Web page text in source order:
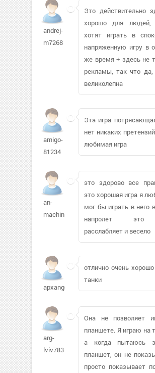
andrej-
m7268
Это действительно
хорошо для людей,
хотят играть в
напряженную игру в
же время + здесь не
рекламы, так что да,
великолепна
amigo-
81234
Эта игра
нет никаких
любимая игра
an-
machin
это здорово все
это хорошая игра я
мог бы играть в него
напролет это
расслабляет и весело
apxangel11
отлично очень
танки
arg-
lviv783
Она не позволяет
планшете. Я играю на
а когда пытаюсь
планшет, он не
просто показывает